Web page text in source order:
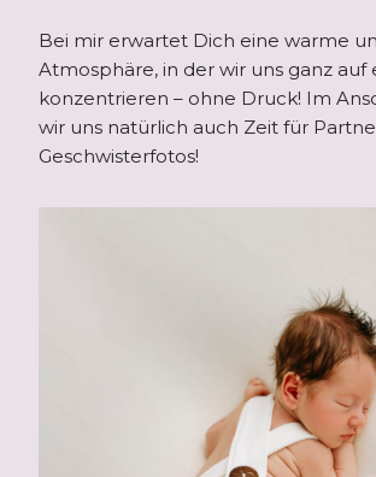
Bei mir erwartet Dich eine warme
Atmosphäre, in der wir uns ganz auf
konzentrieren – ohne Druck! Im
wir uns natürlich auch Zeit für
Geschwisterfotos!